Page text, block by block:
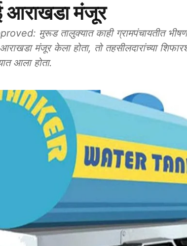
आराखडा मंजूर
मुरूड तालुक्यात काही ग्रामपंचायतीत
मंजूर केला होता, तो तहसीलदारांच्या
आला होता.